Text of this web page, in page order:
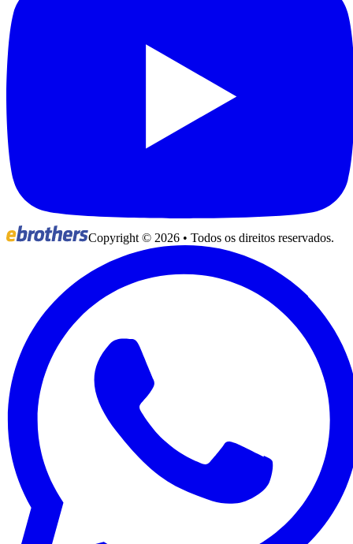
Copyright © 2026 • Todos os direitos reservados.